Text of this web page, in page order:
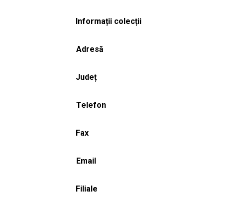
Informații colecții
Adresă
Județ
Telefon
Fax
Email
Filiale